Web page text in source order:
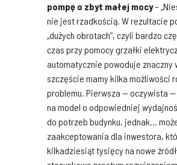
pompę o zbyt małej mocy–
nie jest rzadkością. W rezultacie
„dużych obrotach”, czyli bardzo
czas przy pomocy grzałki
automatycznie powoduje znaczny
szczęście mamy kilka możliwości
problemu. Pierwsza — oczywista
na model o odpowiedniej
do potrzeb budynku, jednak...
zaakceptowania dla inwestora,
kilkadziesiąt tysięcy na nowe